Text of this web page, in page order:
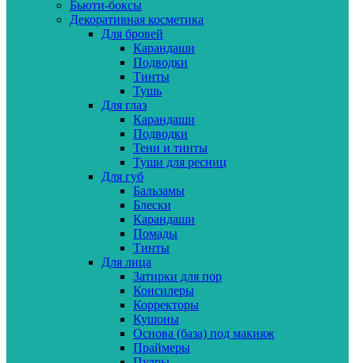
Бьюти-боксы
Декоративная косметика
Для бровей
Карандаши
Подводки
Тинты
Тушь
Для глаз
Карандаши
Подводки
Тени и тинты
Туши для ресниц
Для губ
Бальзамы
Блески
Карандаши
Помады
Тинты
Для лица
Затирки для пор
Консилеры
Корректоры
Кушоны
Основа (база) под макияж
Праймеры